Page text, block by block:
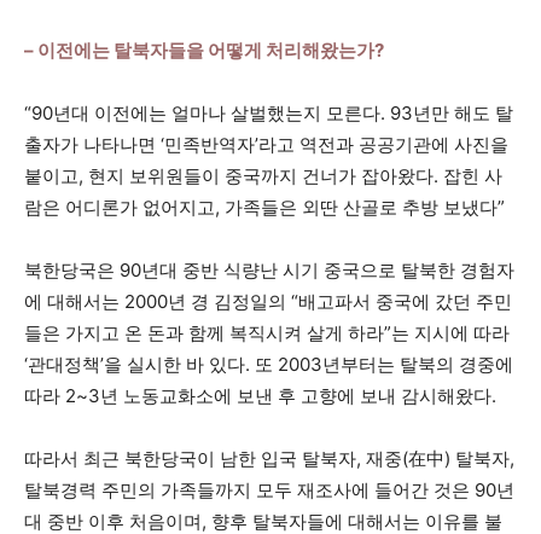
– 이전에는 탈북자들을 어떻게 처리해왔는가?
“90년대 이전에는 얼마나 살벌했는지 모른다. 93년만 해도 탈
출자가 나타나면 ‘민족반역자’라고 역전과 공공기관에 사진을
붙이고, 현지 보위원들이 중국까지 건너가 잡아왔다. 잡힌 사
람은 어디론가 없어지고, 가족들은 외딴 산골로 추방 보냈다”
북한당국은 90년대 중반 식량난 시기 중국으로 탈북한 경험자
에 대해서는 2000년 경 김정일의 “배고파서 중국에 갔던 주민
들은 가지고 온 돈과 함께 복직시켜 살게 하라”는 지시에 따라
‘관대정책’을 실시한 바 있다. 또 2003년부터는 탈북의 경중에
따라 2~3년 노동교화소에 보낸 후 고향에 보내 감시해왔다.
따라서 최근 북한당국이 남한 입국 탈북자, 재중(在中) 탈북자,
탈북경력 주민의 가족들까지 모두 재조사에 들어간 것은 90년
대 중반 이후 처음이며, 향후 탈북자들에 대해서는 이유를 불